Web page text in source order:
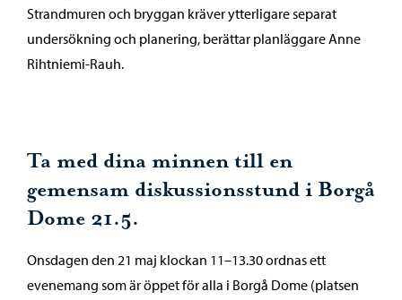
Strandmuren och bryggan kräver ytterligare separat
undersökning och planering, berättar planläggare Anne
Rihtniemi-Rauh.
Ta med dina minnen till en
gemensam diskussionsstund i Borgå
Dome 21.5.
Onsdagen den 21 maj klockan 11–13.30 ordnas ett
evenemang som är öppet för alla i Borgå Dome (platsen